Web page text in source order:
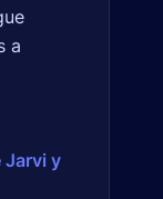
a
Jarvi y